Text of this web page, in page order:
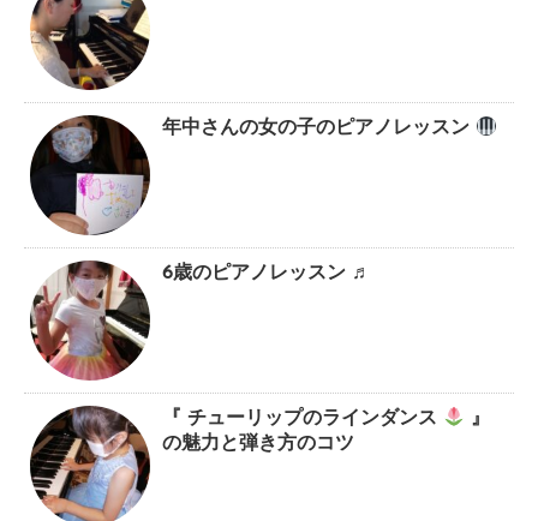
年中さんの女の子のピアノレッスン
6歳のピアノレッスン ♬
『 チューリップのラインダンス
』
の魅力と弾き方のコツ